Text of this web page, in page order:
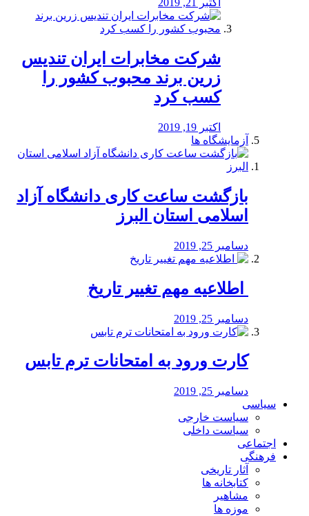
اکتبر 21, 2019
شرکت مخابرات ایران تندیس
زرین برند محبوب کشور را
کسب کرد
اکتبر 19, 2019
آزمایشگاه ها
بازگشت ساعت کاری دانشگاه آزاد
اسلامی استان البرز
دسامبر 25, 2019
️ اطلاعیه مهم تغییر تاریخ
دسامبر 25, 2019
کارت ورود به امتحانات ترم تابس
دسامبر 25, 2019
سیاسی
سیاست خارجی
سیاست داخلی
اجتماعی
فرهنگی
آثار تاریخی
کتابخانه ها
مشاهیر
موزه ها